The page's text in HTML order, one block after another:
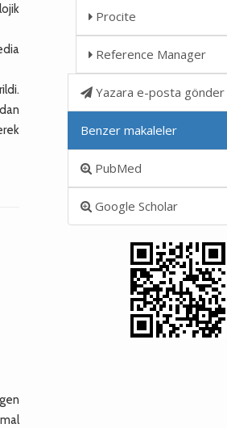
Procite
Reference Manager
Yazara e-posta gönder
Benzer makaleler
PubMed
Google Scholar